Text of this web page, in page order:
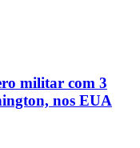
militar com 3
nos EUA